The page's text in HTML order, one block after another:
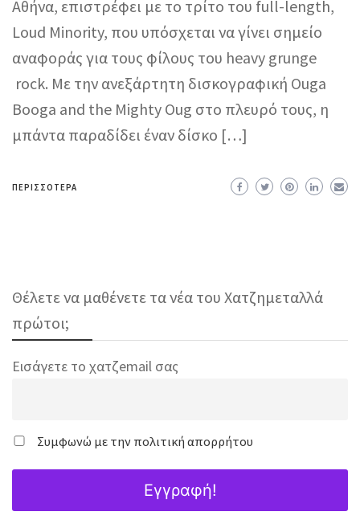
Αθήνα, επιστρέφει με το τρίτο του full-length,
Loud Minority, που υπόσχεται να γίνει σημείο
αναφοράς για τους φίλους του heavy grunge
rock. Με την ανεξάρτητη δισκογραφική Ouga
Booga and the Mighty Oug στο πλευρό τους, η
μπάντα παραδίδει έναν δίσκο […]
ΠΕΡΙΣΣΌΤΕΡΑ
Θέλετε να μαθένετε τα νέα του Χατζημεταλλά
πρώτοι;
Εισάγετε το χατζemail σας
Συμφωνώ με την πολιτική απορρήτου